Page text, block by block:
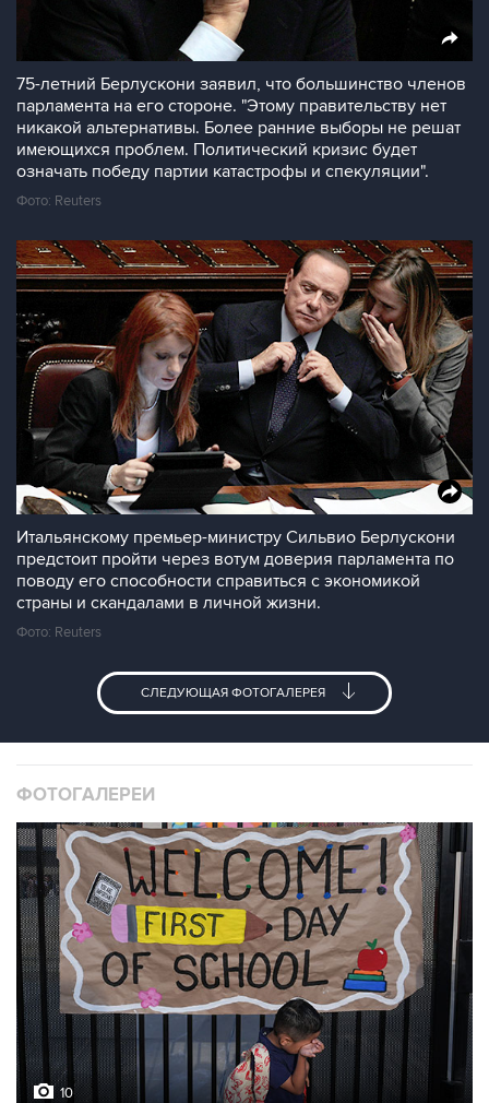
75-летний Берлускони заявил, что большинство членов
парламента на его стороне. "Этому правительству нет
никакой альтернативы. Более ранние выборы не решат
имеющихся проблем. Политический кризис будет
означать победу партии катастрофы и спекуляции".
Фото: Reuters
Итальянскому премьер-министру Сильвио Берлускони
предстоит пройти через вотум доверия парламента по
поводу его способности справиться с экономикой
страны и скандалами в личной жизни.
Фото: Reuters
СЛЕДУЮЩАЯ ФОТОГАЛЕРЕЯ
ФОТОГАЛЕРЕИ
10